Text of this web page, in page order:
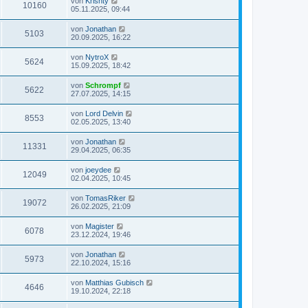
10160
05.11.2025, 09:44
5103 von Jonathan
20.09.2025, 16:22
5624 von NytroX
15.09.2025, 18:42
5622 von Schrompf
27.07.2025, 14:15
8553 von Lord Delvin
02.05.2025, 13:40
11331 von Jonathan
29.04.2025, 06:35
12049 von joeydee
02.04.2025, 10:45
19072 von TomasRiker
26.02.2025, 21:09
6078 von Magister
23.12.2024, 19:46
5973 von Jonathan
22.10.2024, 15:16
4646 von Matthias Gubisch
19.10.2024, 22:18